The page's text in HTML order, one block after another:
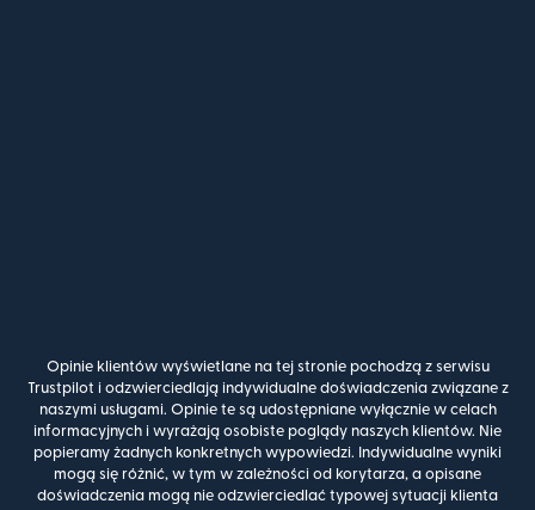
Opinie klientów wyświetlane na tej stronie pochodzą z serwisu
Trustpilot i odzwierciedlają indywidualne doświadczenia związane z
naszymi usługami. Opinie te są udostępniane wyłącznie w celach
informacyjnych i wyrażają osobiste poglądy naszych klientów. Nie
popieramy żadnych konkretnych wypowiedzi. Indywidualne wyniki
mogą się różnić, w tym w zależności od korytarza, a opisane
doświadczenia mogą nie odzwierciedlać typowej sytuacji klienta